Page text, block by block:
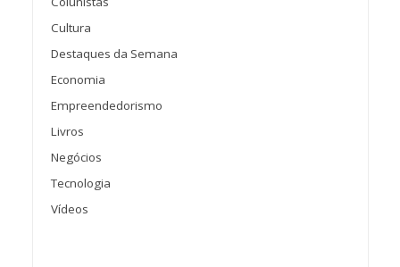
Cultura
Destaques da Semana
Economia
Empreendedorismo
Livros
Negócios
Tecnologia
Vídeos